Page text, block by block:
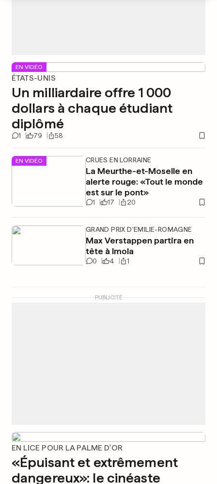
EN VIDÉO
ÉTATS-UNIS
Un milliardaire offre 1 000
dollars à chaque étudiant
diplômé
1 79 58
EN VIDÉO CRUES EN LORRAINE
La Meurthe-et-Moselle en
alerte rouge: «Tout le monde
est sur le pont»
1 17 20
GRAND PRIX D'EMILIE-ROMAGNE
Max Verstappen partira en
tête à Imola
0 4 1
PUBLICITÉ
EN LICE POUR LA PALME D'OR
«Épuisant et extrêmement
dangereux»: le cinéaste